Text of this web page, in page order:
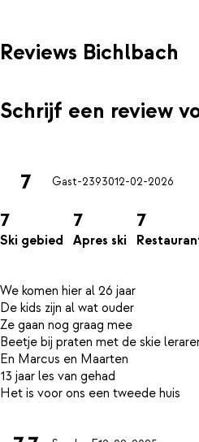
Reviews Bichlbach
Schrijf een review
7 Gast-2393012-02-2026
7
Ski gebied
7
Apres ski
7
We komen hier al 26 jaar
De kids zijn al wat ouder
Ze gaan nog graag mee
Beetje bij praten met de skie
En Marcus en Maarten
13 jaar les van gehad